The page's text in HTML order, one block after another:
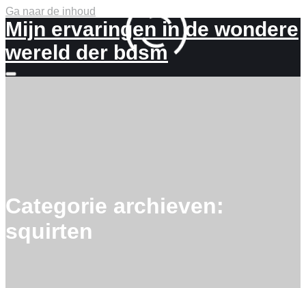
Ga naar de inhoud
Mijn ervaringen in de wondere
wereld der bdsm
Meer
Categorie archieven:
squirten